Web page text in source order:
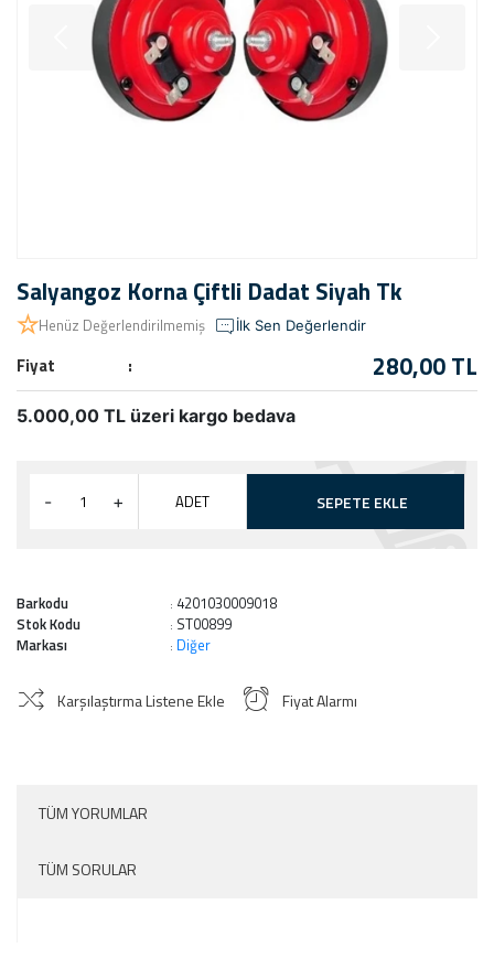
Salyangoz Korna Çiftli Dadat Siyah Tk
Henüz Değerlendirilmemiş İlk Sen Değerlendir
Fiyat 280,00 TL
5.000,00 TL üzeri kargo bedava
- + ADET SEPETE EKLE
Barkodu : 4201030009018
Stok Kodu
: ST00899
Markası
: Diğer
Karşılaştırma Listene Ekle Fiyat Alarmı
TÜM YORUMLAR
TÜM SORULAR